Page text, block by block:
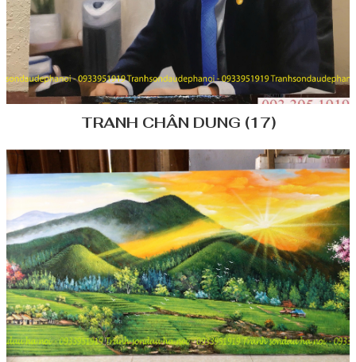
TRANH CHÂN DUNG (17)